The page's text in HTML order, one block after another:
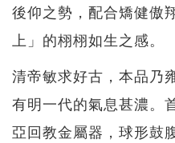
後仰之勢，配合矯健傲
上」的栩栩如生之感。
清帝敏求好古，本品乃
有明一代的氣息甚濃。
亞回教金屬器，球形鼓